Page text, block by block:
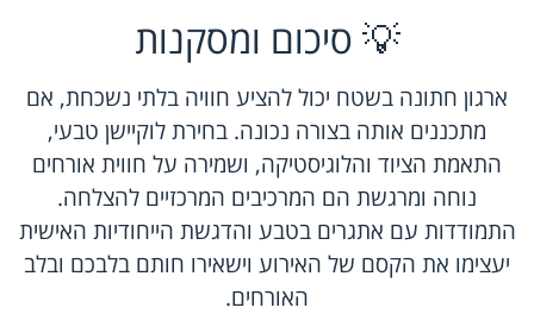
💡 סיכום ומסקנות
ארגון חתונה בשטח יכול להציע חוויה בלתי נשכחת, אם
מתכננים אותה בצורה נכונה. בחירת לוקיישן טבעי,
התאמת הציוד והלוגיסטיקה, ושמירה על חווית אורחים
נוחה ומרגשת הם המרכיבים המרכזיים להצלחה.
התמודדות עם אתגרים בטבע והדגשת הייחודיות האישית
יעצימו את הקסם של האירוע וישאירו חותם בלבכם ובלב
האורחים.